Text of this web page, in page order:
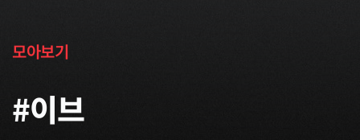
모아보기
#이브